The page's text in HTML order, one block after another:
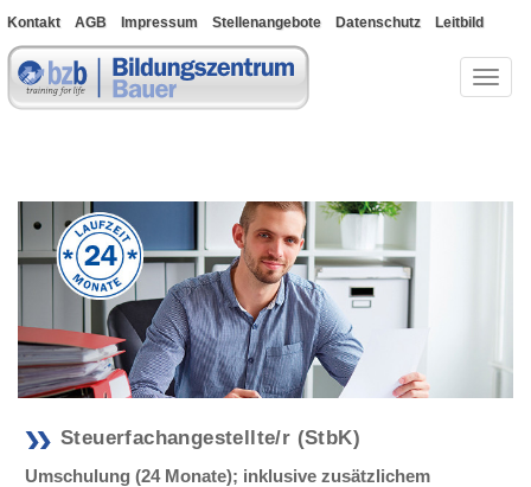
Kontakt AGB Impressum Stellenangebote Datenschutz
Leitbild
Bewerberportal
Steuerfachangestellte/r (StbK)
Umschulung (24 Monate); inklusive zusätzlichem